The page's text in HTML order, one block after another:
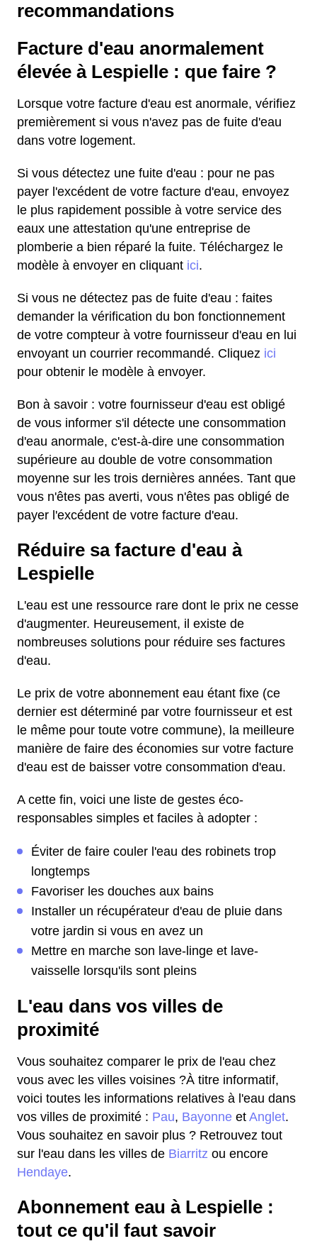
recommandations
Facture d'eau anormalement
élevée à Lespielle : que faire ?
Lorsque votre facture d'eau est anormale, vérifiez
premièrement si vous n'avez pas de fuite d'eau
dans votre logement.
Si vous détectez une fuite d'eau : pour ne pas
payer l'excédent de votre facture d'eau, envoyez
le plus rapidement possible à votre service des
eaux une attestation qu'une entreprise de
plomberie a bien réparé la fuite. Téléchargez le
modèle à envoyer en cliquant ici.
Si vous ne détectez pas de fuite d'eau : faites
demander la vérification du bon fonctionnement
de votre compteur à votre fournisseur d'eau en lui
envoyant un courrier recommandé. Cliquez ici
pour obtenir le modèle à envoyer.
Bon à savoir : votre fournisseur d'eau est obligé
de vous informer s'il détecte une consommation
d'eau anormale, c'est-à-dire une consommation
supérieure au double de votre consommation
moyenne sur les trois dernières années. Tant que
vous n'êtes pas averti, vous n'êtes pas obligé de
payer l'excédent de votre facture d'eau.
Réduire sa facture d'eau à
Lespielle
L'eau est une ressource rare dont le prix ne cesse
d'augmenter. Heureusement, il existe de
nombreuses solutions pour réduire ses factures
d'eau.
Le prix de votre abonnement eau étant fixe (ce
dernier est déterminé par votre fournisseur et est
le même pour toute votre commune), la meilleure
manière de faire des économies sur votre facture
d'eau est de baisser votre consommation d'eau.
A cette fin, voici une liste de gestes éco-
responsables simples et faciles à adopter :
Éviter de faire couler l'eau des robinets trop
longtemps
Favoriser les douches aux bains
Installer un récupérateur d'eau de pluie dans
votre jardin si vous en avez un
Mettre en marche son lave-linge et lave-
vaisselle lorsqu'ils sont pleins
L'eau dans vos villes de
proximité
Vous souhaitez comparer le prix de l'eau chez
vous avec les villes voisines ?À titre informatif,
voici toutes les informations relatives à l'eau dans
vos villes de proximité : Pau, Bayonne et Anglet.
Vous souhaitez en savoir plus ? Retrouvez tout
sur l'eau dans les villes de Biarritz ou encore
Hendaye.
Abonnement eau à Lespielle :
tout ce qu'il faut savoir